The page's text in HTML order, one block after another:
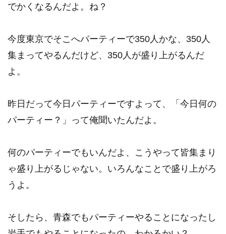
でかくなるんだよ。ね？
今度東京でそこへパーティーで350人かな、350人
集まってやるんだけど、350人が盛り上がるんだ
よ。
昨日だって今日パーティーですよって、「今日何の
パーティー？」って俺聞いたんだよ。
何のパーティーでもいんだよ、こうやって皆集まり
ゃ盛り上がるじゃない。いろんなことで盛り上がろ
うよ。
そしたら、青森でもパーティーやることになったし